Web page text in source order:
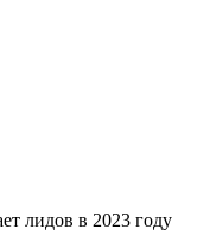
лидов в 2023 году